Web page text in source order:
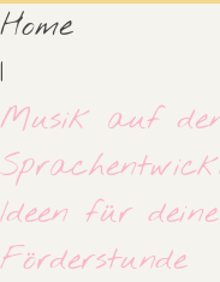
Home
|
Musik auf
Ideen für
Förderstunde